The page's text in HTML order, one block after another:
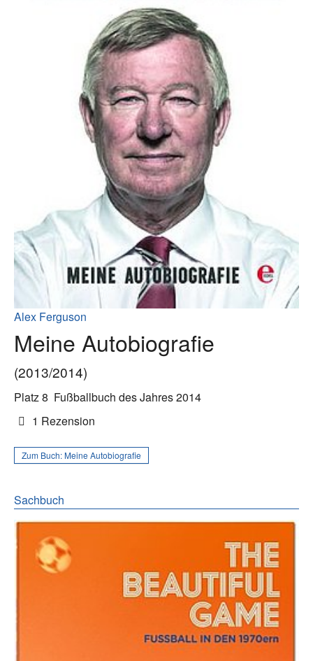
Alex Ferguson
Meine Autobiografie
(2013/2014)
Platz 8 Fußballbuch des Jahres 2014
1 Rezension
Zum Buch:Meine Autobiografie
Sachbuch